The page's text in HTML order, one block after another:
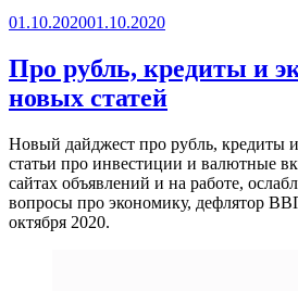
Опубликовано
01.10.202001.10.2020
Про рубль, кредиты и
новых статей
Новый дайджест про рубль, кредиты
статьи про инвестиции и валютные
сайтах объявлений и на работе,
вопросы про экономику, дефлятор
октября 2020.